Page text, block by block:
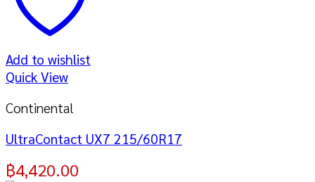
Add to wishlist
Quick View
Continental
UltraContact UX7 215/60R17
฿4,420.00